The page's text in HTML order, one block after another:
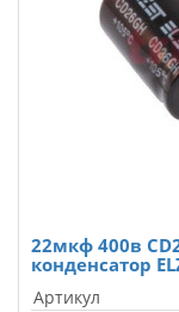
22мкф 400в
конденсатор
Артикул